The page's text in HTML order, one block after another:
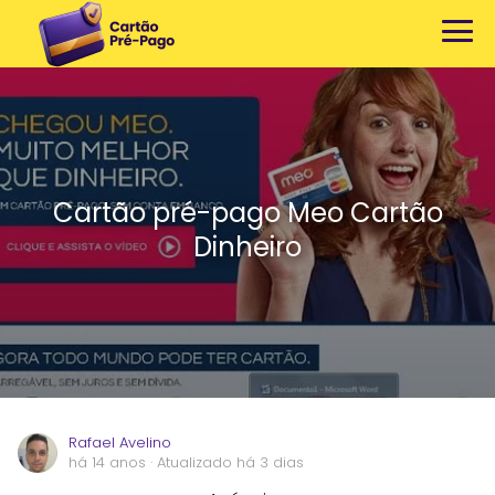
Cartão pré-pago Meo Cartão
Dinheiro
Rafael Avelino
há 14 anos · Atualizado há 3 dias